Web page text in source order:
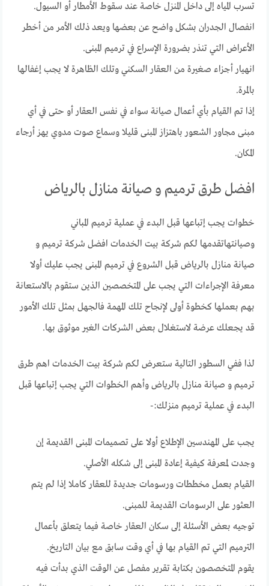
تسرب المياه إلى داخل المنزل خاصة عند سقوط الأمطار أو السيول.
انفصال الجدران بشكل واضح عن بعضها ويعد ذلك الأمر من أخطر
الأعراض التي تنذر بضرورة الإسراع في ترميم المبنى.
انهيار أجزاء صغيرة من العقار السكني وتلك الظاهرة لا يجب إغفالها
بالمرة.
إذا تم القيام بأي أعمال صيانة سواء في نفس العقار أو حتى في أي
مبنى مجاور الشعور باهتزاز المبنى قليلا وسماع صوت مدوي يهز أرجاء
المكان.
افضل طرق ترميم و صيانة منازل بالرياض
خطوات يجب إتباعها قبل البدء في عملية ترميم المباني
وصيانتهاتقدمها لكم شركة بيت الخدمات افضل شركة ترميم و
صيانة منازل بالرياض قبل الشروع في ترميم المبنى يجب عليك أولا
معرفة الإجراءات التي يجب على المتخصصين الذين ستقوم بالاستعانة
بهم بعملها كخطوة أولى لإنجاح تلك المهمة فالجهل بمثل تلك الأمور
قد يجعلك عرضة لاستغلال بعض الشركات الغير موثوق بها.
لذا ففي السطور التالية ستعرض لكم شركة بيت الخدمات اهم طرق
ترميم و صيانة منازل بالرياض وأهم الخطوات التي يجب إتباعها قبل
البدء في عملية ترميم منزلك:-
يجب على المهندسين الإطلاع أولا على تصميمات المبنى القديمة إن
وجدت لمعرفة كيفية إعادة المبنى إلى شكله الأصلي.
القيام بعمل مخططات ورسومات جديدة للعقار كاملا إذا لم يتم
العثور على الرسومات القديمة للمبنى.
توجيه بعض الأسئلة إلى سكان العقار خاصة فيما يتعلق بأعمال
الترميم التي تم القيام بها في أي وقت سابق مع بيان التاريخ.
يقوم المتخصصون بكتابة تقرير مفصل عن الوقت الذي بدأت فيه